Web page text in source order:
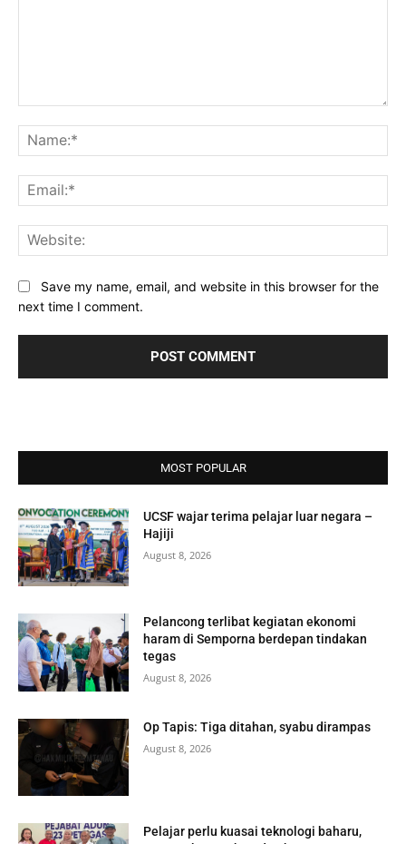
Save my name, email, and website in this browser for the
next time I comment.
MOST POPULAR
UCSF wajar terima pelajar luar negara –
Hajiji
August 8, 2026
Pelancong terlibat kegiatan ekonomi
haram di Semporna berdepan tindakan
tegas
August 8, 2026
Op Tapis: Tiga ditahan, syabu dirampas
August 8, 2026
Pelajar perlu kuasai teknologi baharu,